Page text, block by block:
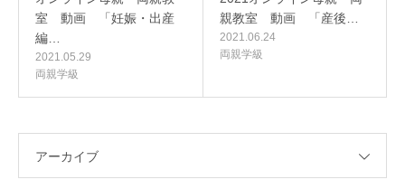
室 動画 「妊娠・出産
編…
2021.05.29
両親学級
親教室 動画 「産後…
2021.06.24
両親学級
アーカイブ